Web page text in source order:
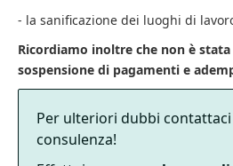
- la sanificazione dei luoghi di
Ricordiamo inoltre che non è
sospensione di pagamenti e
Per ulteriori dubbi
consulenza!